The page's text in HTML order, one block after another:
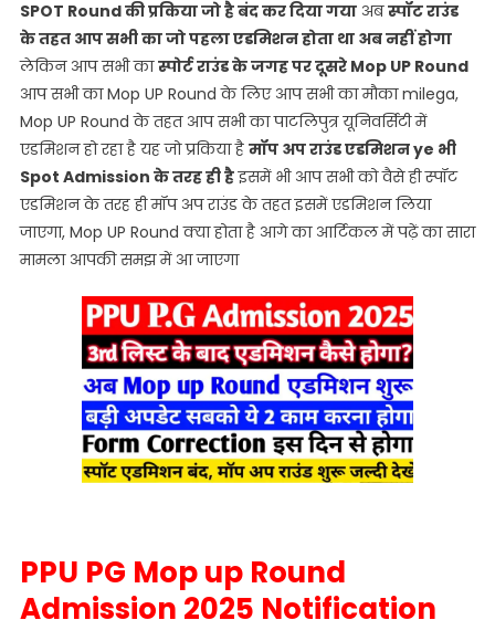
SPOT Round की प्रकिया जो है बंद कर दिया गयाअबस्पॉट राउंड
के तहत आप सभी का जो पहला एडमिशन होता था अब नहीं होगा
लेकिन आप सभी कास्पोर्ट राउंड के जगह पर दूसरे Mop UP Round
आप सभी का Mop UP Round के लिए आप सभी का मौका milega,
Mop UP Round के तहत आप सभी का पाटलिपुत्र यूनिवर्सिटी में
एडमिशन हो रहा है यह जो प्रकिया है मॉप अप राउंड एडमिशन ye भी
Spot Admission के तरह ही हैइसमें भी आप सभी को वैसे ही स्पॉट
एडमिशन के तरह ही मॉप अप राउंड के तहत इसमें एडमिशन लिया
जाएगा, Mop UP Round क्या होता है आगे का आर्टिकल में पढ़ें का सारा
मामला आपकी समझ में आ जाएगा
PPU PG Mop up Round
Admission 2025 Notification